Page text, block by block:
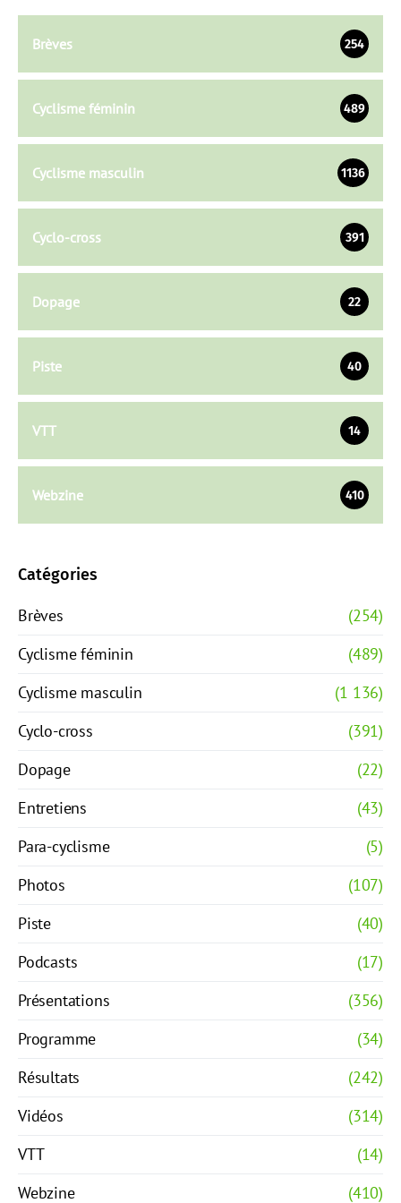
Brèves 254
Cyclisme féminin 489
Cyclisme masculin 1136
Cyclo-cross 391
Dopage 22
Piste 40
VTT 14
Webzine 410
Catégories
Brèves
(254)
Cyclisme féminin
(489)
Cyclisme masculin
(1 136)
Cyclo-cross
(391)
Dopage
(22)
Entretiens
(43)
Para-cyclisme
(5)
Photos
(107)
Piste
(40)
Podcasts
(17)
Présentations
(356)
Programme
(34)
Résultats
(242)
Vidéos
(314)
VTT
(14)
Webzine
(410)